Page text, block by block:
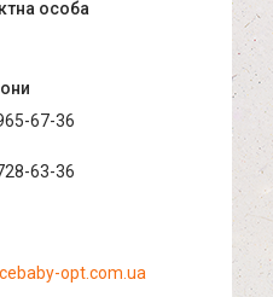
67-36
63-36
opt.com.ua